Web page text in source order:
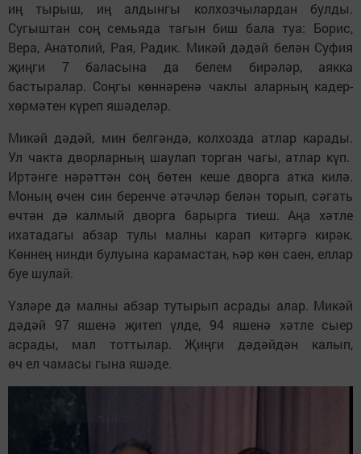
иң тырыш, иң алдынгы колхозчылардан булды.
Сугыштан соң семьяда тагын биш бала туа: Борис,
Вера, Анатолий, Рая, Радик. Микәй дәдәй белән Суфия
җиңги 7 баласына да белем бирәләр, аякка
бастыралар. Соңгы көннәренә чаклы аларның кадер-
хөрмәтен күреп яшәделәр.
Микәй дәдәй, мин белгәндә, колхозда атлар карады.
Ул чакта дворларның шаулап торган чагы, атлар күп.
Иртәнге нәрәттән соң бөтен кеше дворга атка килә.
Моның өчен син беренче әтәчләр белән торып, сәгать
өчтән дә калмый дворга барырга тиеш. Аңа хәтле
ихатадагы абзар тулы малны карап китәргә кирәк.
Көннең нинди булуына карамастан, һәр көн саен, еллар
буе шулай.
Үзләре дә малны абзар тутырып асрады алар. Микәй
дәдәй 97 яшенә җитеп үлде, 94 яшенә хәтле сыер
асрады, мал тоттылар. Җиңги дәдәйдән калып,
өч ел чамасы гына яшәде.